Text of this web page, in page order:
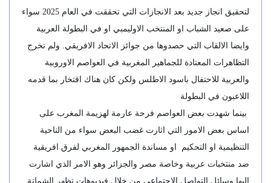
لتحقيق انجاز جديد بعد الانجازات التي تحققت في العام 2025 سواء
على صعيد الشباب او المنتخب الاوليمبي او في البطولة العربية
وايضا الالقاب التي حصدوها من جوائز الاتحاد الافريقي. ولم تخرج
التظاهرات المعتادة للجماهير المغربية في العواصم الاوروبية
والعربية للاحتفال باسود الاطلس ولكن كان هناك افتخار بما قدمه
اللاعبون في البطولة
بينما شهدت بعض العواصم فرحة عارمة لهزيمة المغرب على
اساس بعض الامور التي اثارت غضب البعض سواء من الناحية
التنظيمية او التحكيم او مساندة الجمهور المغربي لفرق افريقية
ضد منتخبات عربية وخاصة مصر والجزائر وهو الامر الذي اشارت
اليها وسائل التواصل الاجتماعي من خلال فيديوهات تظهر الشماتة